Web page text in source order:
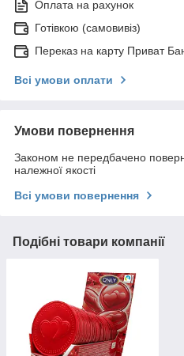
Оплата на рахунок
Готівкою (самовивіз)
Переказ на карту Приват
Всі умови оплати
Умови повернення
Законом не передбачено
належної якості
Всі умови повернення
Подібні товари компанії